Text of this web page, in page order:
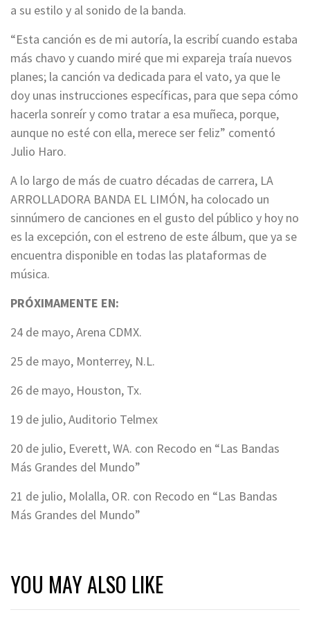
a su estilo y al sonido de la banda.
“Esta canción es de mi autoría, la escribí cuando estaba
más chavo y cuando miré que mi expareja traía nuevos
planes; la canción va dedicada para el vato, ya que le
doy unas instrucciones específicas, para que sepa cómo
hacerla sonreír y como tratar a esa muñeca, porque,
aunque no esté con ella, merece ser feliz” comentó
Julio Haro.
A lo largo de más de cuatro décadas de carrera, LA
ARROLLADORA BANDA EL LIMÓN, ha colocado un
sinnúmero de canciones en el gusto del público y hoy no
es la excepción, con el estreno de este álbum, que ya se
encuentra disponible en todas las plataformas de
música.
PRÓXIMAMENTE EN:
24 de mayo, Arena CDMX.
25 de mayo, Monterrey, N.L.
26 de mayo, Houston, Tx.
19 de julio, Auditorio Telmex
20 de julio, Everett, WA. con Recodo en “Las Bandas
Más Grandes del Mundo”
21 de julio, Molalla, OR. con Recodo en “Las Bandas
Más Grandes del Mundo”
YOU MAY ALSO LIKE